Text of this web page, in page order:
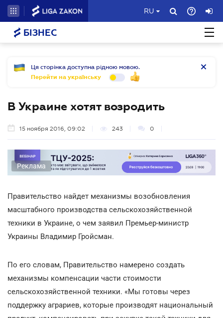
RU
БІЗНЕС
Ця сторінка доступна рідною мовою.
Перейти на українську
В Украине хотят возродить
15 ноября 2016, 09:02 243 0
Реклама
Правительство найдет механизмы возобновления
масштабного производства сельскохозяйственной
техники в Украине, о чем заявил Премьер-министр
Украины Владимир Гройсман.
По его словам, Правительство намерено создать
механизмы компенсации части стоимости
сельскохозяйственной техники. «Мы готовы через
поддержку аграриев, которые производят национальный